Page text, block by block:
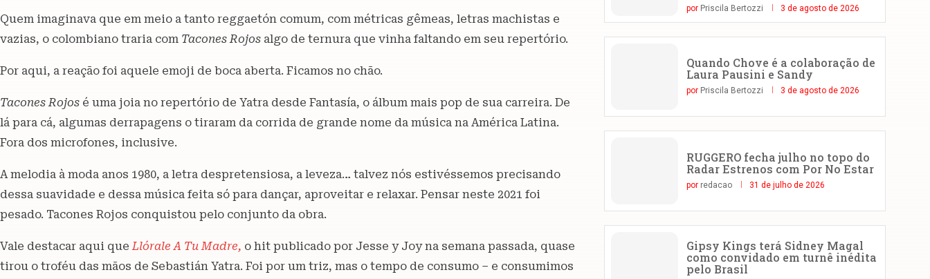
Quem imaginava que em meio a tanto reggaetón comum, com métricas gêmeas, letras machistas e
vazias, o colombiano traria com Tacones Rojos algo de ternura que vinha faltando em seu repertório.
Por aqui, a reação foi aquele emoji de boca aberta. Ficamos no chão.
Tacones Rojos é uma joia no repertório de Yatra desde Fantasía, o álbum mais pop de sua carreira. De
lá para cá, algumas derrapagens o tiraram da corrida de grande nome da música na América Latina.
Fora dos microfones, inclusive.
A melodia à moda anos 1980, a letra despretensiosa, a leveza… talvez nós estivéssemos precisando
dessa suavidade e dessa música feita só para dançar, aproveitar e relaxar. Pensar neste 2021 foi
pesado. Tacones Rojos conquistou pelo conjunto da obra.
Vale destacar aqui que Llórale A Tu Madre, o hit publicado por Jesse y Joy na semana passada, quase
tirou o troféu das mãos de Sebastián Yatra. Foi por um triz, mas o tempo de consumo – e consumimos
por Priscila Bertozzi 3 de agosto de 2026
Quando Chove é a colaboração de
Laura Pausini e Sandy
por Priscila Bertozzi 3 de agosto de 2026
RUGGERO fecha julho no topo do
Radar Estrenos com Por No Estar
por redacao 31 de julho de 2026
Gipsy Kings terá Sidney Magal
como convidado em turnê inédita
pelo Brasil